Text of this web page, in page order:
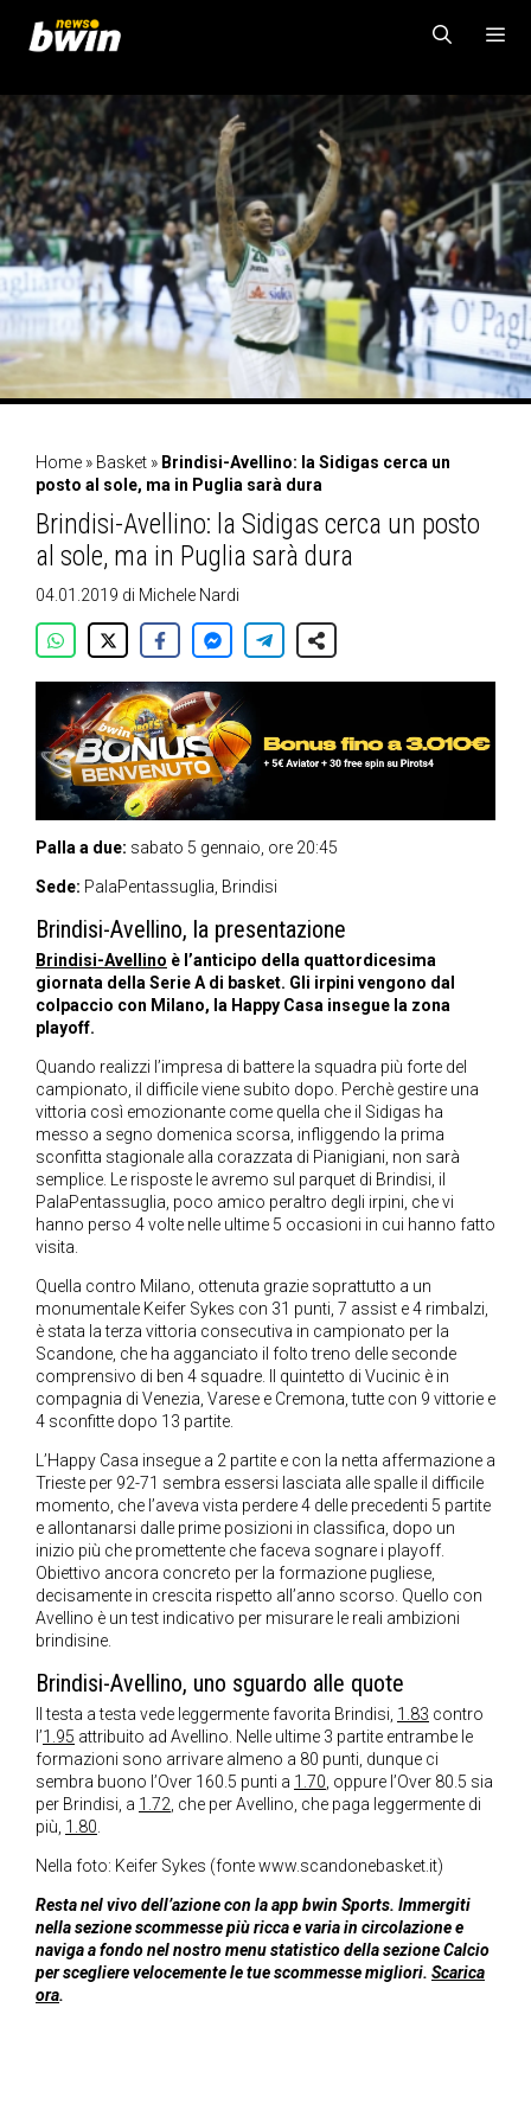
contenuto
MENU
Home » Basket » Brindisi-Avellino: la Sidigas cerca un
posto al sole, ma in Puglia sarà dura
Brindisi-Avellino: la Sidigas cerca un posto
al sole, ma in Puglia sarà dura
04.01.2019 di Michele Nardi
Palla a due: sabato 5 gennaio, ore 20:45
Sede: PalaPentassuglia, Brindisi
Brindisi-Avellino, la presentazione
Brindisi-Avellino è l’anticipo della quattordicesima
giornata della Serie A di basket. Gli irpini vengono dal
colpaccio con Milano, la Happy Casa insegue la zona
playoff.
Quando realizzi l’impresa di battere la squadra più forte del
campionato, il difficile viene subito dopo. Perchè gestire una
vittoria così emozionante come quella che il Sidigas ha
messo a segno domenica scorsa, infliggendo la prima
sconfitta stagionale alla corazzata di Pianigiani, non sarà
semplice. Le risposte le avremo sul parquet di Brindisi, il
PalaPentassuglia, poco amico peraltro degli irpini, che vi
hanno perso 4 volte nelle ultime 5 occasioni in cui hanno fatto
visita.
Quella contro Milano, ottenuta grazie soprattutto a un
monumentale Keifer Sykes con 31 punti, 7 assist e 4 rimbalzi,
è stata la terza vittoria consecutiva in campionato per la
Scandone, che ha agganciato il folto treno delle seconde
comprensivo di ben 4 squadre. Il quintetto di Vucinic è in
compagnia di Venezia, Varese e Cremona, tutte con 9 vittorie e
4 sconfitte dopo 13 partite.
L’Happy Casa insegue a 2 partite e con la netta affermazione a
Trieste per 92-71 sembra essersi lasciata alle spalle il difficile
momento, che l’aveva vista perdere 4 delle precedenti 5 partite
e allontanarsi dalle prime posizioni in classifica, dopo un
inizio più che promettente che faceva sognare i playoff.
Obiettivo ancora concreto per la formazione pugliese,
decisamente in crescita rispetto all’anno scorso. Quello con
Avellino è un test indicativo per misurare le reali ambizioni
brindisine.
Brindisi-Avellino, uno sguardo alle quote
Il testa a testa vede leggermente favorita Brindisi, 1.83 contro
l’1.95 attribuito ad Avellino. Nelle ultime 3 partite entrambe le
formazioni sono arrivare almeno a 80 punti, dunque ci
sembra buono l’Over 160.5 punti a 1.70, oppure l’Over 80.5 sia
per Brindisi, a 1.72, che per Avellino, che paga leggermente di
più, 1.80.
Nella foto: Keifer Sykes (fonte www.scandonebasket.it)
Resta nel vivo dell’azione con la app bwin Sports. Immergiti
nella sezione scommesse più ricca e varia in circolazione e
naviga a fondo nel nostro menu statistico della sezione Calcio
per scegliere velocemente le tue scommesse migliori. Scarica
ora.